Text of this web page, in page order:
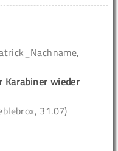
Karabiner wieder
31.07)